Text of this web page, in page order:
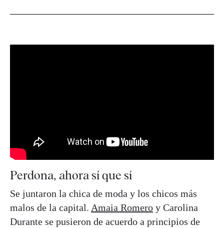
Perdona, ahora sí que sí
Se juntaron la chica de moda y los chicos más
malos de la capital. Amaia Romero y Carolina
Durante se pusieron de acuerdo a principios de